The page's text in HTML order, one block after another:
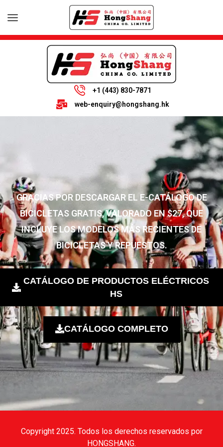
+1 (443) 830-7871
web-enquiry@hongshang.hk
GRACIAS POR DESCARGAR EL E-CATÁLOGO DE
BICICLETAS GRATIS, VALORADO EN $27, QUE
INCLUYE LOS MODELOS MÁS RECIENTES DE
BICICLETAS Y REPUESTOS.
CATÁLOGO DE PRODUCTOS ELÉCTRICOS
HS
CATÁLOGO COMPLETO
Copyright 2025. Todos los derechos reservados por
HONGSHANG.